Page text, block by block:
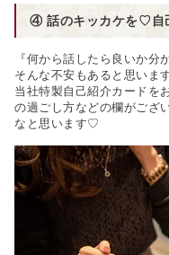
④ 話のキッカケを♡自
『何から話したら良いか分
そんな不安もあると思います
当社特製自己紹介カードを
の過ごし方などの欄がござ
なと思います♡